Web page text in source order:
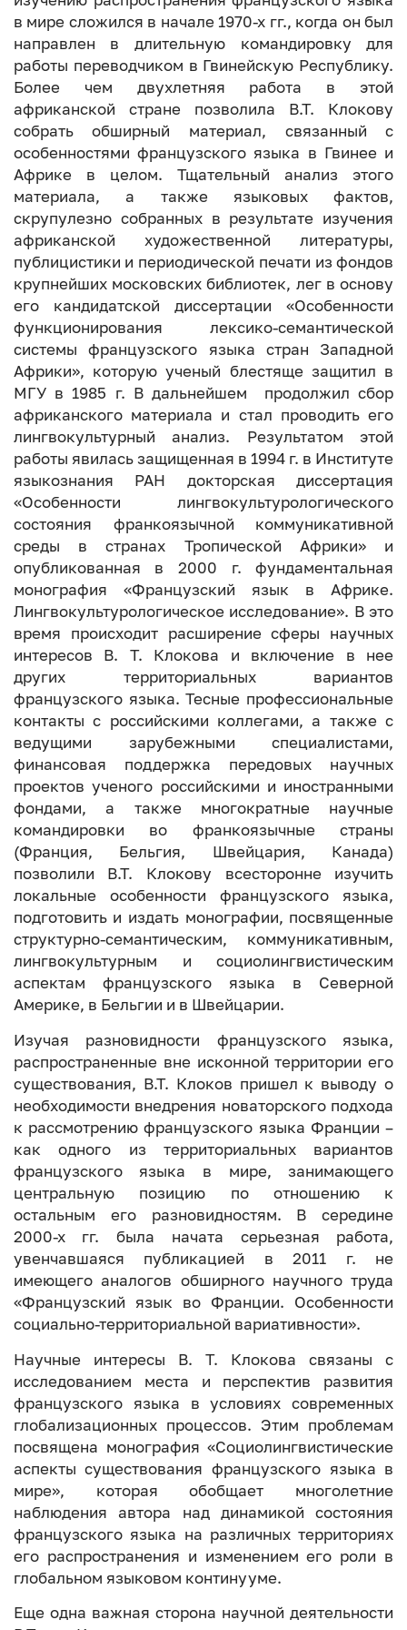
в мире сложился в начале 1970-х гг., когда он был
направлен в длительную командировку для
работы переводчиком в Гвинейскую Республику.
Более чем двухлетняя работа в этой
африканской стране позволила В.Т. Клокову
собрать обширный материал, связанный с
особенностями французского языка в Гвинее и
Африке в целом. Тщательный анализ этого
материала, а также языковых фактов,
скрупулезно собранных в результате изучения
африканской художественной литературы,
публицистики и периодической печати из фондов
крупнейших московских библиотек, лег в основу
его кандидатской диссертации «Особенности
функционирования лексико-семантической
системы французского языка стран Западной
Африки», которую ученый блестяще защитил в
МГУ в 1985 г. В дальнейшем продолжил сбор
африканского материала и стал проводить его
лингвокультурный анализ. Результатом этой
работы явилась защищенная в 1994 г. в Институте
языкознания РАН докторская диссертация
«Особенности лингвокультурологического
состояния франкоязычной коммуникативной
среды в странах Тропической Африки» и
опубликованная в 2000 г. фундаментальная
монография «Французский язык в Африке.
Лингвокультурологическое исследование». В это
время происходит расширение сферы научных
интересов В. Т. Клокова и включение в нее
других территориальных вариантов
французского языка. Тесные профессиональные
контакты с российскими коллегами, а также с
ведущими зарубежными специалистами,
финансовая поддержка передовых научных
проектов ученого российскими и иностранными
фондами, а также многократные научные
командировки во франкоязычные страны
(Франция, Бельгия, Швейцария, Канада)
позволили В.Т. Клокову всесторонне изучить
локальные особенности французского языка,
подготовить и издать монографии, посвященные
структурно-семантическим, коммуникативным,
лингвокультурным и социолингвистическим
аспектам французского языка в Северной
Америке, в Бельгии и в Швейцарии.
Изучая разновидности французского языка,
распространенные вне исконной территории его
существования, В.Т. Клоков пришел к выводу о
необходимости внедрения новаторского подхода
к рассмотрению французского языка Франции –
как одного из территориальных вариантов
французского языка в мире, занимающего
центральную позицию по отношению к
остальным его разновидностям. В середине
2000-х гг. была начата серьезная работа,
увенчавшаяся публикацией в 2011 г. не
имеющего аналогов обширного научного труда
«Французский язык во Франции. Особенности
социально-территориальной вариативности».
Научные интересы В. Т. Клокова связаны с
исследованием места и перспектив развития
французского языка в условиях современных
глобализационных процессов. Этим проблемам
посвящена монография «Социолингвистические
аспекты существования французского языка в
мире», которая обобщает многолетние
наблюдения автора над динамикой состояния
французского языка на различных территориях
его распространения и изменением его роли в
глобальном языковом континууме.
Еще одна важная сторона научной деятельности